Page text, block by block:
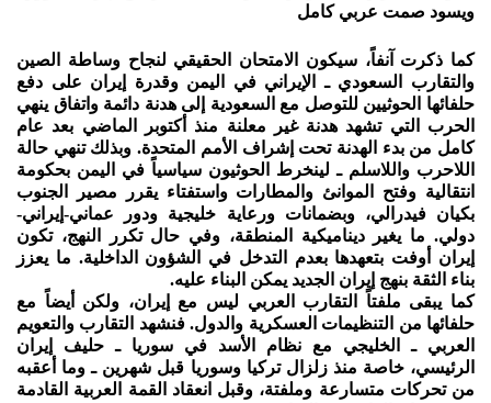
ويسود صمت عربي كامل
كما ذكرت آنفاً، سيكون الامتحان الحقيقي لنجاح وساطة الصين
والتقارب السعودي ـ الإيراني في اليمن وقدرة إيران على دفع
حلفائها الحوثيين للتوصل مع السعودية إلى هدنة دائمة واتفاق ينهي
الحرب التي تشهد هدنة غير معلنة منذ أكتوبر الماضي بعد عام
كامل من بدء الهدنة تحت إشراف الأمم المتحدة. وبذلك تنهي حالة
اللاحرب واللاسلم ـ لينخرط الحوثيون سياسياً في اليمن بحكومة
انتقالية وفتح الموانئ والمطارات واستفتاء يقرر مصير الجنوب
بكيان فيدرالي، وبضمانات ورعاية خليجية ودور عماني-إيراني-
دولي. ما يغير ديناميكية المنطقة، وفي حال تكرر النهج، تكون
إيران أوفت بتعهدها بعدم التدخل في الشؤون الداخلية. ما يعزز
بناء الثقة بنهج إيران الجديد يمكن البناء عليه.
كما يبقى ملفتاً التقارب العربي ليس مع إيران، ولكن أيضاً مع
حلفائها من التنظيمات العسكرية والدول. فنشهد التقارب والتعويم
العربي ـ الخليجي مع نظام الأسد في سوريا ـ حليف إيران
الرئيسي، خاصة منذ زلزال تركيا وسوريا قبل شهرين ـ وما أعقبه
من تحركات متسارعة وملفتة، وقبل انعقاد القمة العربية القادمة